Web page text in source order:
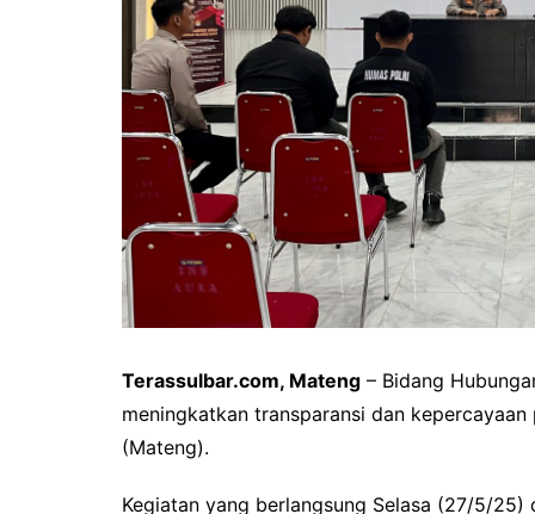
Terassulbar.com, Mateng – Bidang
meningkatkan transparansi dan
(Mateng).
Kegiatan yang berlangsung Selasa (27/5/